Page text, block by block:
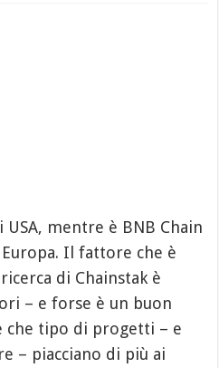
mentre è BNB Chain
Il fattore che è
di Chainstak è
– e forse è un buon
che tipo di progetti – e
– piacciano di più ai